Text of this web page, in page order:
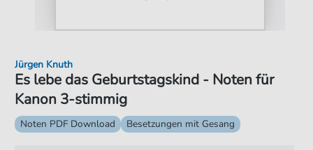
Es lebe das Geburtstagskind - Noten für
Kanon 3-stimmig
Jürgen Knuth
Noten PDF Download Besetzungen mit Gesang